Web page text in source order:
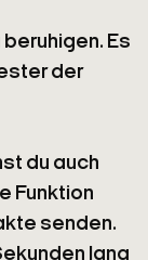
Es
der
du auch
Funktion
senden.
lang